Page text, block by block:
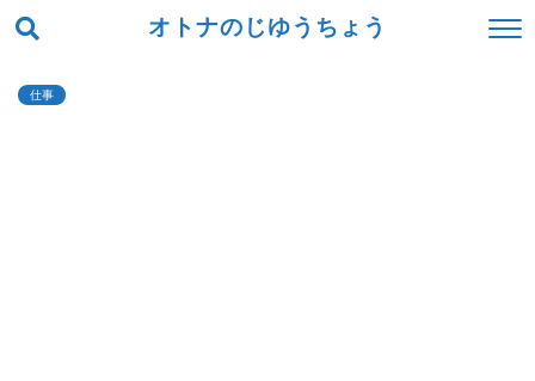
オトナのじゆうちょう
仕事